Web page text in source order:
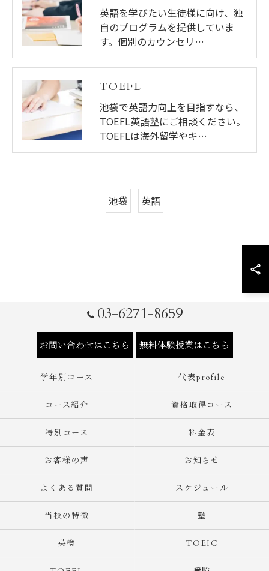
英語を学びたい生徒様に向け、独
自のプログラムを提供していま
す。個別のカウンセリ…
TOEFL
池袋で英語力向上を目指すなら、
TOEFL英語塾にご相談ください。
TOEFLは海外留学やキ…
池袋 英語
03-6271-8659
お問い合わせはこちら 無料体験授業はこちら
学年別コース 代表profile
コース紹介 資格取得コース
特別コース 料金表
お客様の声 お知らせ
よくある質問 スケジュール
当校の特徴 塾
英検 TOEIC